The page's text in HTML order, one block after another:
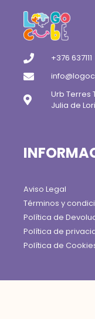
+376 637111
Urb Terres
Julia de
Aviso Legal
Términos y
Política de
Política de
Política de